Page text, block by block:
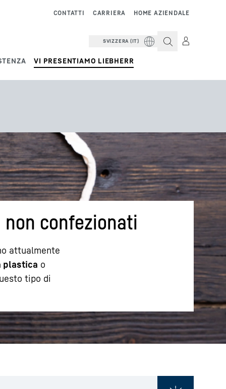
VI PRESENTIAMO LIEBHERR
HOME AZIENDALE
CARRIERA
CONTATTI
SVIZZERA (IT)
confezionati
attualmente
plastica o
tipo di